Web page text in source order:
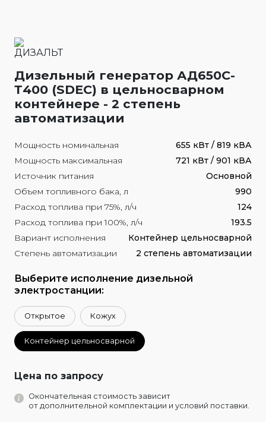
Дизельный генератор АД650С-
Т400 (SDEC) в цельносварном
контейнере - 2 степень
автоматизации
Мощность номинальная
655 кВт / 819 кВА
Мощность максимальная
721 кВт / 901 кВА
Источник питания
Основной
Объем топливного бака, л
990
Расход топлива при 75%, л/ч
124
Расход топлива при 100%, л/ч
193.5
Вариант исполнения
Контейнер цельносварной
Степень автоматизации
2 степень автоматизации
Выберите исполнение дизельной
электростанции:
Открытое Кожух
Контейнер цельносварной
Цена по запросу
Окончательная стоимость зависит
от дополнительной комплектации и условий поставки.